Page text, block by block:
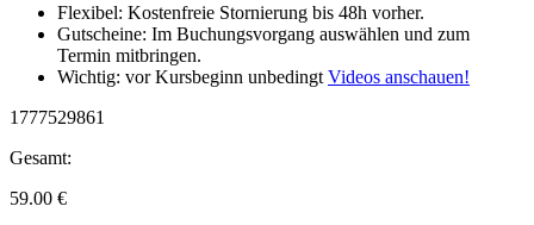
Flexibel: Kostenfreie Stornierung bis 48h vorher.
Gutscheine: Im Buchungsvorgang auswählen und zum
Termin mitbringen.
Wichtig: vor Kursbeginn unbedingt Videos anschauen!
1777529861
Gesamt:
59.00 €